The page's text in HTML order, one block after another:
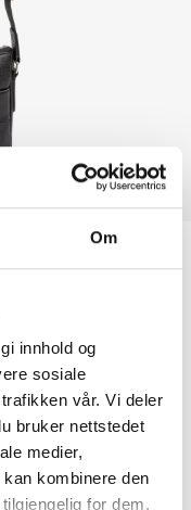
Om
innhold og
sosiale
vår. Vi deler
bruker nettstedet
medier,
kombinere den
for dem,
NOK 1,199